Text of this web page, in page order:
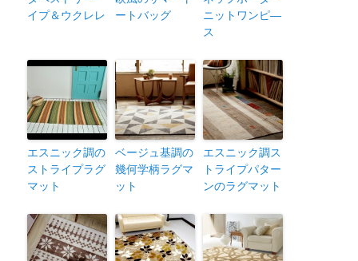
イプ＆ウクレレ
ートバッグ
ニットワンピ―
ス
エスニック調の
ストライプラグ
マット
ベージュ基調の
幾何学柄ラグマ
ット
エスニック調ス
トライプパター
ンのラグマット